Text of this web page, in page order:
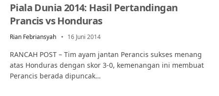
Piala Dunia 2014: Hasil Pertandingan
Prancis vs Honduras
Rian Febriansyah 16 Juni 2014
RANCAH POST – Tim ayam jantan Perancis sukses menang
atas Honduras dengan skor 3-0, kemenangan ini membuat
Perancis berada dipuncak…